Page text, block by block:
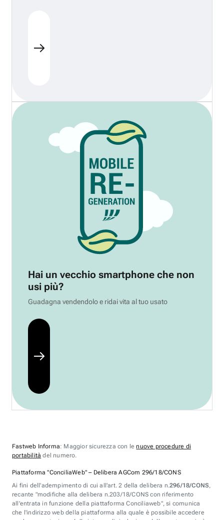
Hai un vecchio smartphone che non
usi più?
Guadagna vendendolo e ridai vita al tuo usato
Fastweb Informa: Maggior sicurezza con lenuove procedure di
portabilità del numero.
Piattaforma "ConciliaWeb" – Delibera AGCom 296/18/CONS
Ai fini dell'adempimento di cui all'art. 2 della delibera n.296/18/CONS,
recante "modifiche alla delibera n.203/18/CONS con riferimento
all'entrata in funzione della piattaforma Conciliaweb", si comunica
che l'indirizzo web della piattaforma alla quale è possibile accedere